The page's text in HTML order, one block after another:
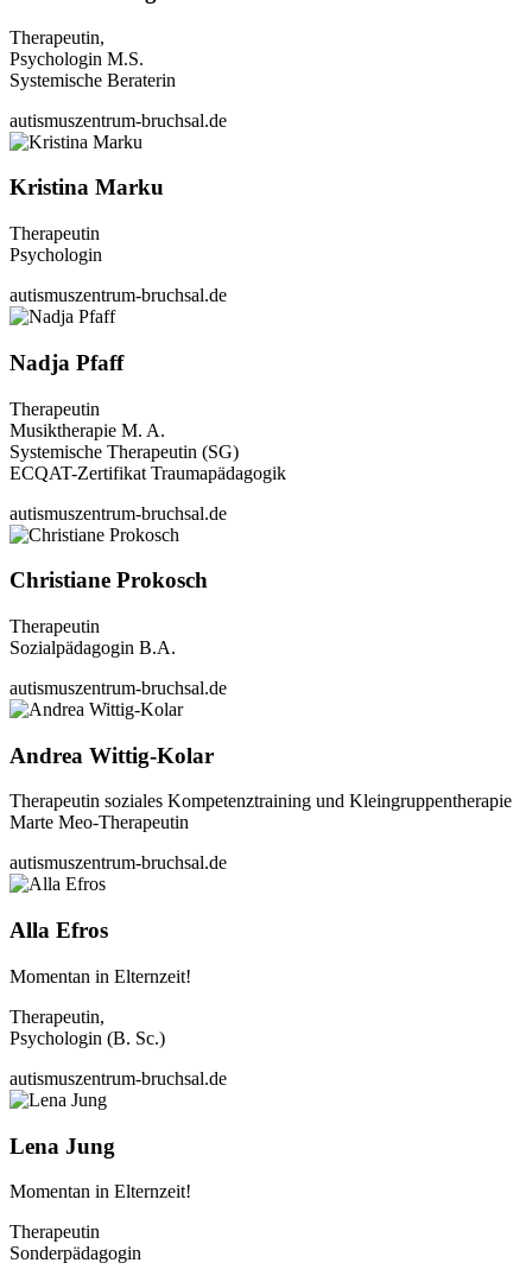
Therapeutin,
Psychologin M.S.
Systemische Beraterin
autismuszentrum-bruchsal.de
Kristina Marku
Therapeutin
Psychologin
autismuszentrum-bruchsal.de
Nadja Pfaff
Therapeutin
Musiktherapie M. A.
Systemische Therapeutin (SG)
ECQAT-Zertifikat Traumapädagogik
autismuszentrum-bruchsal.de
Christiane Prokosch
Therapeutin
Sozialpädagogin B.A.
autismuszentrum-bruchsal.de
Andrea Wittig-Kolar
Therapeutin soziales Kompetenztraining und Kleingruppentherapie
Marte Meo-Therapeutin
autismuszentrum-bruchsal.de
Alla Efros
Momentan in Elternzeit!
Therapeutin,
Psychologin (B. Sc.)
autismuszentrum-bruchsal.de
Lena Jung
Momentan in Elternzeit!
Therapeutin
Sonderpädagogin